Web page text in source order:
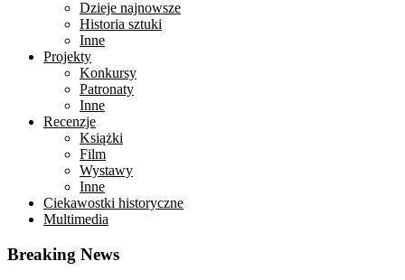
Dzieje najnowsze
Historia sztuki
Inne
Projekty
Konkursy
Patronaty
Inne
Recenzje
Książki
Film
Wystawy
Inne
Ciekawostki historyczne
Multimedia
Breaking News